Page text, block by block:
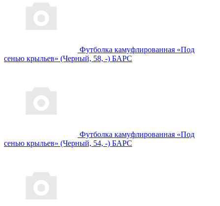
Футболка камуфлированная «Под
сенью крыльев» (Черный, 58, -) БАРС
Футболка камуфлированная «Под
сенью крыльев» (Черный, 54, -) БАРС